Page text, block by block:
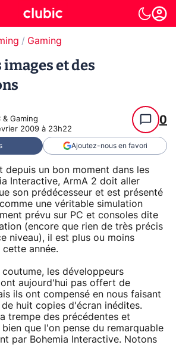
Gaming
images et des
& Gaming
2009 à 23h22
0
Ajoutez-nous en favori
depuis un bon moment dans les
Interactive, ArmA 2 doit aller
son prédécesseur et est présenté
une véritable simulation
prévu sur PC et consoles dite
(encore que rien de très précis
niveau), il est plus ou moins
année.
les développeurs
aujourd'hui pas offert de
ils ont compensé en nous faisant
huit copies d'écran inédites.
trempe des précédentes et
que l'on pense du remarquable
par Bohemia Interactive. Notons